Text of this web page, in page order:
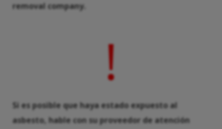
removal company.
!
Si es posible que haya estado expuesto al
asbesto, hable con su proveedor de atención